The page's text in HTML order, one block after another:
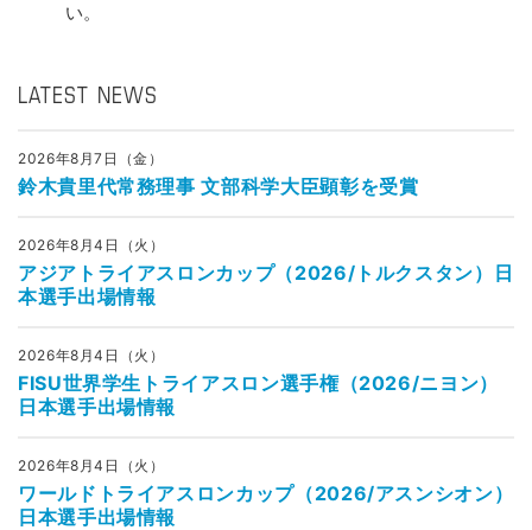
い。
LATEST NEWS
2026年8月7日（金）
鈴木貴里代常務理事 文部科学大臣顕彰を受賞
2026年8月4日（火）
アジアトライアスロンカップ（2026/トルクスタン）日
本選手出場情報
2026年8月4日（火）
FISU世界学生トライアスロン選手権（2026/ニヨン）
日本選手出場情報
2026年8月4日（火）
ワールドトライアスロンカップ（2026/アスンシオン）
日本選手出場情報